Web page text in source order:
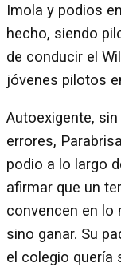
Imola y podios
hecho, siendo
de conducir el
jóvenes pilotos
Autoexigente,
errores,
podio a lo largo
afirmar que un
convencen en lo
sino ganar. Su
el colegio quería